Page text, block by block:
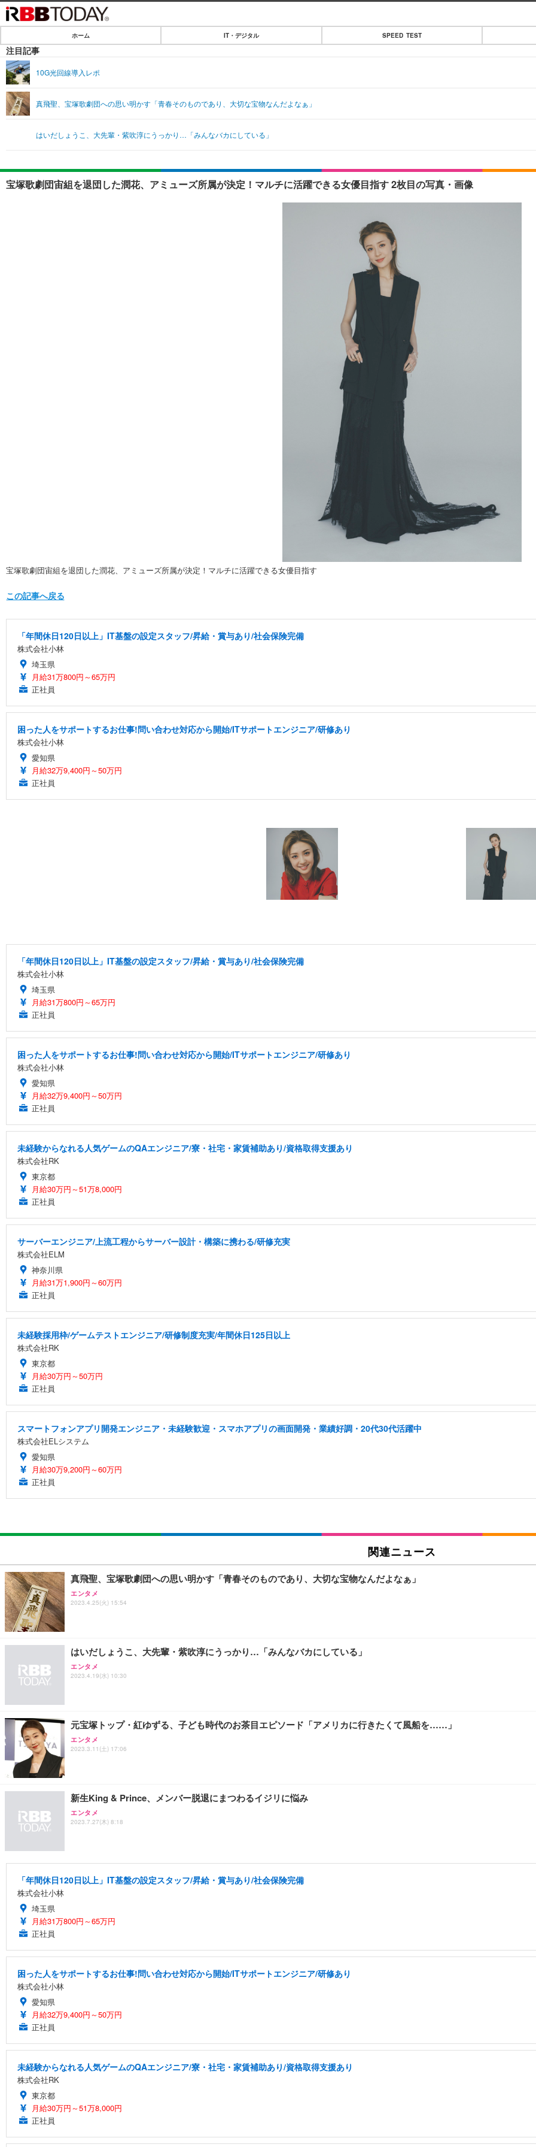
IT・デジタル
ショッピング
SPEED TEST
エンタメ
エンタメTOP
音楽
ライフTOP
ペット
リリース一覧
ホーム IT・デジタル SPEED TEST
注目記事
10G光回線導入レポ
真飛聖、宝塚歌劇団への思い明かす「青春そのものであり、大切な宝物なんだよなぁ」
はいだしょうこ、大先輩・紫吹淳にうっかり…「みんなバカにしている」
宝塚歌劇団宙組を退団した潤花、アミューズ所属が決定！マルチに活躍できる女優目指す 2枚目の写真・画像
宝塚歌劇団宙組を退団した潤花、アミューズ所属が決定！マルチに活躍できる女優目指す
この記事へ戻る
「年間休日120日以上」IT基盤の設定スタッフ/昇給・賞与あり/社会保険完備
株式会社小林
埼玉県
月給31万800円～65万円
正社員
困った人をサポートするお仕事!問い合わせ対応から開始/ITサポートエンジニア/研修あり
株式会社小林
愛知県
月給32万9,400円～50万円
正社員
「年間休日120日以上」IT基盤の設定スタッフ/昇給・賞与あり/社会保険完備
株式会社小林
埼玉県
月給31万800円～65万円
正社員
困った人をサポートするお仕事!問い合わせ対応から開始/ITサポートエンジニア/研修あり
株式会社小林
愛知県
月給32万9,400円～50万円
正社員
未経験からなれる人気ゲームのQAエンジニア/寮・社宅・家賃補助あり/資格取得支援あり
株式会社RK
東京都
月給30万円～51万8,000円
正社員
サーバーエンジニア/上流工程からサーバー設計・構築に携わる/研修充実
株式会社ELM
神奈川県
月給31万1,900円～60万円
正社員
未経験採用枠/ゲームテストエンジニア/研修制度充実/年間休日125日以上
株式会社RK
東京都
月給30万円～50万円
正社員
スマートフォンアプリ開発エンジニア・未経験歓迎・スマホアプリの画面開発・業績好調・20代30代活躍中
株式会社ELシステム
愛知県
月給30万9,200円～60万円
正社員
関連ニュース
真飛聖、宝塚歌劇団への思い明かす「青春そのものであり、大切な宝物なんだよなぁ」
エンタメ
2023.4.25(火) 15:54
はいだしょうこ、大先輩・紫吹淳にうっかり…「みんなバカにしている」
エンタメ
2023.4.19(水) 10:30
元宝塚トップ・紅ゆずる、子ども時代のお茶目エピソード「アメリカに行きたくて風船を……」
エンタメ
2023.3.11(土) 17:06
新生King & Prince、メンバー脱退にまつわるイジリに悩み
エンタメ
2023.7.27(木) 8:18
「年間休日120日以上」IT基盤の設定スタッフ/昇給・賞与あり/社会保険完備
株式会社小林
埼玉県
月給31万800円～65万円
正社員
困った人をサポートするお仕事!問い合わせ対応から開始/ITサポートエンジニア/研修あり
株式会社小林
愛知県
月給32万9,400円～50万円
正社員
未経験からなれる人気ゲームのQAエンジニア/寮・社宅・家賃補助あり/資格取得支援あり
株式会社RK
東京都
月給30万円～51万8,000円
正社員